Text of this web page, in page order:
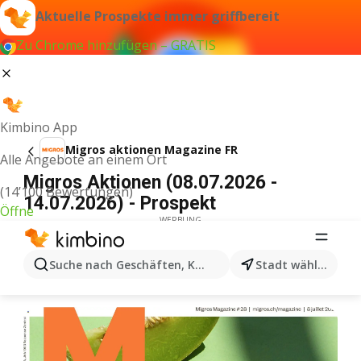
Aktuelle Prospekte immer griffbereit
Zu Chrome hinzufügen – GRATIS
Kimbino App
Alle Angebote an einem Ort
(14’100 Bewertungen)
Öffne
Suche nach Geschäften, Kategorien, Produkten...
Stadt wählen
Migros aktionen Magazine FR
Migros Aktionen (08.07.2026 -
14.07.2026) - Prospekt
WERBUNG